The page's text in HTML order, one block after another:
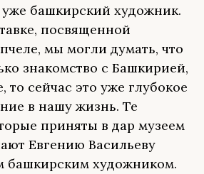
уже башкирский художник.
посвященной
мы могли думать, что
знакомство с Башкирией,
то сейчас это уже глубокое
в нашу жизнь. Те
приняты в дар музеем
Евгению Васильеву
башкирским художником.